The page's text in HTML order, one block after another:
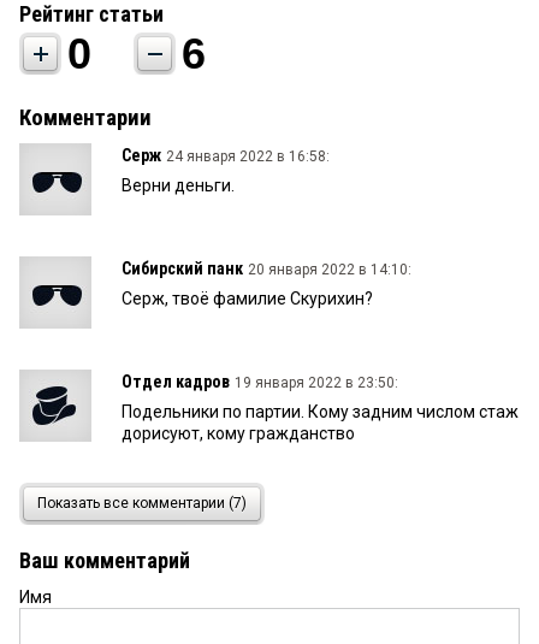
Рейтинг статьи
0 6
Комментарии
Серж 24 января 2022 в 16:58:
Верни деньги.
Сибирский панк 20 января 2022 в 14:10:
Серж, твоё фамилие Скурихин?
Отдел кадров 19 января 2022 в 23:50:
Подельники по партии. Кому задним числом стаж
дорисуют, кому гражданство
19 января 2022 в 23:47:
Для них если надо и стаж работы задним числом
от партии одно слово. В мэрии что могла
украсит креативненько. Любит это дело. И будет
Показать все комментарии (7)
Ваш комментарий
Имя